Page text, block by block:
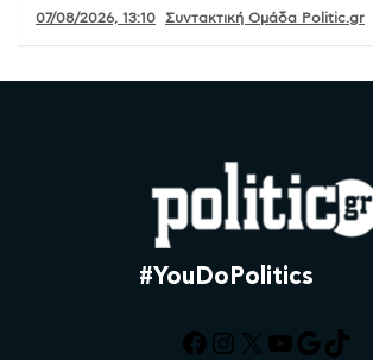
07/08/2026, 13:10 Συντακτική Ομάδα Politic.gr
#YouDoPolitics
Facebook
Instagram
X YouTube